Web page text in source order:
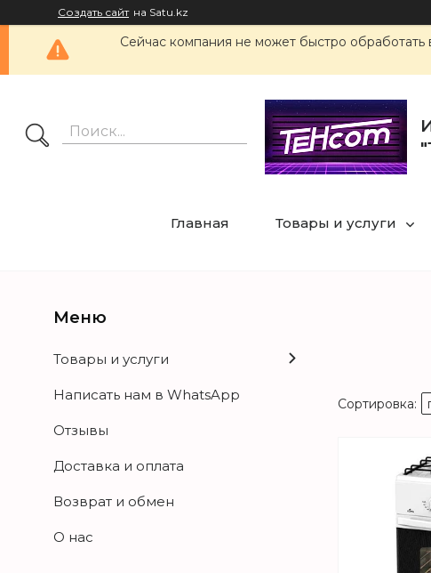
Создать сайт на Satu.kz
Сейчас компания не может быстро
Главная Товары и услуги
Товары и услуги
Написать нам в WhatsApp
Отзывы
Доставка и оплата
Возврат и обмен
О нас